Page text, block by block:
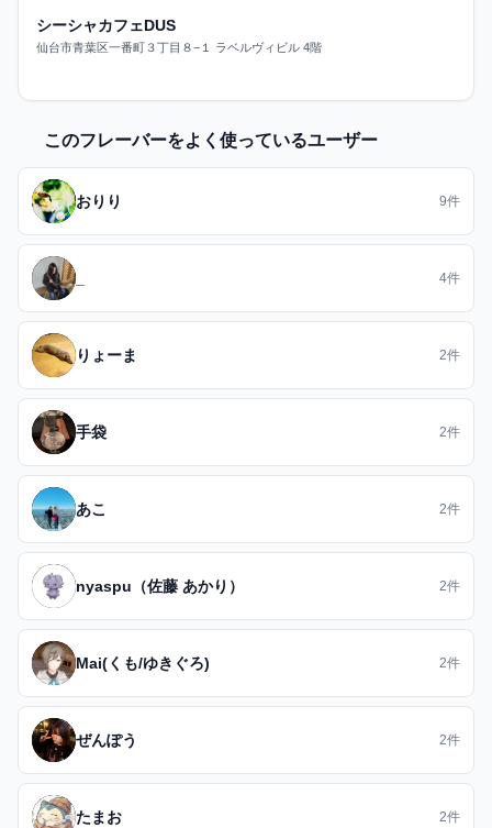
シーシャカフェDUS
仙台市青葉区一番町３丁目８−１ ラベルヴィビル 4階
このフレーバーをよく使っているユーザー
おりり 9件
4件
りょーま 2件
手袋 2件
あこ 2件
nyaspu（佐藤 あかり） 2件
Mai(くも/ゆきぐろ) 2件
ぜんぽう 2件
たまお 2件